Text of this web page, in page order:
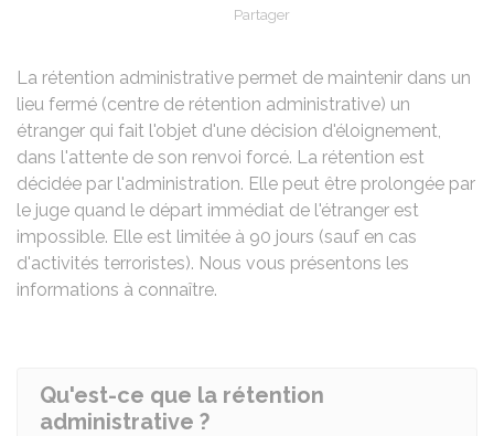
Partager
La rétention administrative permet de maintenir dans un
lieu fermé (centre de rétention administrative) un
étranger qui fait l'objet d'une décision d'éloignement,
dans l'attente de son renvoi forcé. La rétention est
décidée par l'administration. Elle peut être prolongée par
le juge quand le départ immédiat de l'étranger est
impossible. Elle est limitée à 90 jours (sauf en cas
d'activités terroristes). Nous vous présentons les
informations à connaître.
Qu'est-ce que la rétention
administrative ?